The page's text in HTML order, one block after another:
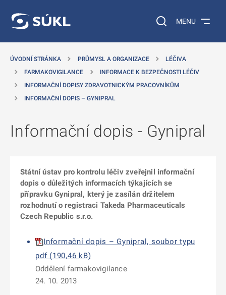
Vyhledávání na
MENU
ÚVODNÍ STRÁNKA PRŮMYSL A ORGANIZACE
LÉČIVA
FARMAKOVIGILANCE
INFORMACE K BEZPEČNOSTI LÉČIV
INFORMAČNÍ DOPISY ZDRAVOTNICKÝM PRACOVNÍKŮM
INFORMAČNÍ DOPIS – GYNIPRAL
Informační dopis - Gynipral
Státní ústav pro kontrolu léčiv zveřejnil informační
dopis o důležitých informacích týkajících se
přípravku Gynipral, který je zasílán držitelem
rozhodnutí o registraci Takeda Pharmaceuticals
Czech Republic s.r.o.
Informační dopis – Gynipral, soubor typu
pdf (190,46 kB)
Oddělení farmakovigilance
24. 10. 2013